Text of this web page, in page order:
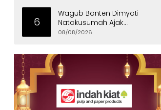
2026
6
Wagub Banten Dimyati
Natakusumah Ajak
Masyarakat Teladani Sifat Nabi
08/08/2026